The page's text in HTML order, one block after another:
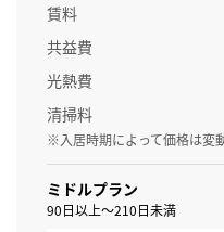
賃料
共益費
光熱費
清掃料
※入居時期によって価格は変動
ミドルプラン
90日以上～210日未満